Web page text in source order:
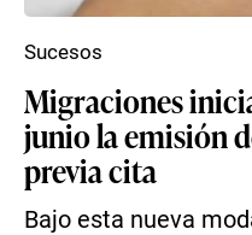
Migraciones
junio la emisión
previa cita
Bajo esta nueva
Sucesos